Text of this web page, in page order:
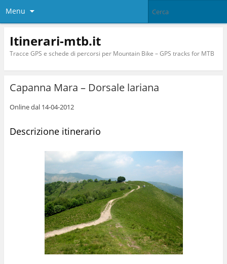
Menu
Itinerari-mtb.it
Tracce GPS e schede di percorsi per Mountain Bike – GPS tracks for MTB
Capanna Mara – Dorsale lariana
Online dal 14-04-2012
Descrizione itinerario